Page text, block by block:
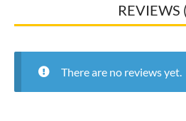
REVIEWS
There are no reviews yet.